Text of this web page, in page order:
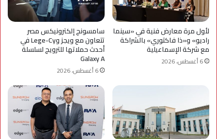
لأول مرة معارض فنية في «سينما
راديو» و«ذا فاكتوري» بالشراكة
مع شركة الإسماعيلية
6 أغسطس، 2026
سامسونج إلكترونيكس مصر
تتعاون مع ويجز وLege-Cy في
أحدث حملاتها للترويج لسلسلة
Galaxy A
6 أغسطس، 2026